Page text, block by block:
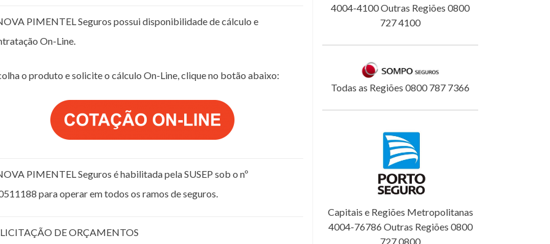
PIMENTEL Seguros possui disponibilidade de cálculo e
On-Line.
o produto e solicite o cálculo On-Line, clique no botão abaixo:
PIMENTEL Seguros é habilitada pela SUSEP sob o nº
para operar em todos os ramos de seguros.
DE ORÇAMENTOS
4004-4100 Outras Regiões 0800
727 4100
Todas as Regiões 0800 787 7366
Capitais e Regiões Metropolitanas
4004-76786 Outras Regiões 0800
727 0800